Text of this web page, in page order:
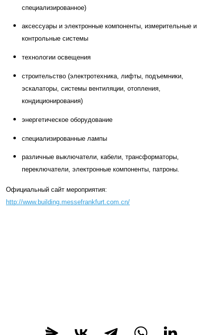
специализированное)
аксессуары и электронные компоненты, измерительные и
контрольные системы
технологии освещения
строительство (электротехника, лифты, подъемники,
эскалаторы, системы вентиляции, отопления,
кондиционирования)
энергетическое оборудование
специализированные лампы
различные выключатели, кабели, трансформаторы,
переключатели, электронные компоненты, патроны.
Официальный сайт мероприятия:
http://www.building.messefrankfurt.com.cn/